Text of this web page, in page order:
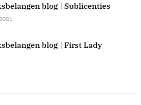
blog | Sublicenties
blog | First Lady